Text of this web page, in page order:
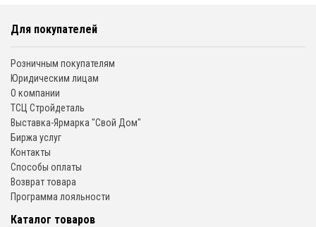
Для покупателей
Розничным покупателям
Юридическим лицам
О компании
ТСЦ Стройдеталь
Выставка-Ярмарка "Свой Дом"
Биржа услуг
Контакты
Способы оплаты
Возврат товара
Программа лояльности
Каталог товаров